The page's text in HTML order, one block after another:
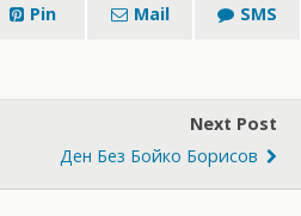
Pin Mail SMS
Next Post
Ден Без Бойко Борисов